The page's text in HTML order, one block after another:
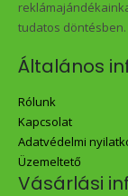
tudatos döntésben.
Általános
Rólunk
Kapcsolat
Adatvédelmi
Üzemeltető
Vásárlási